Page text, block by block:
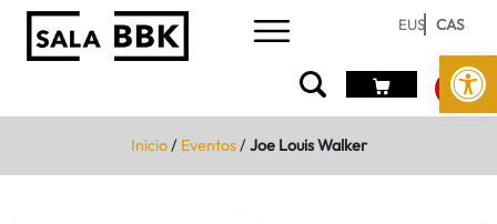
Abrir
EUS CAS
Inicio/ Eventos/Joe Louis Walker